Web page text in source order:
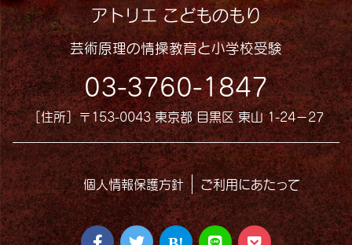
アトリエ こどものもり
芸術原理の情操教育と小学校受験
03-3760-1847
［住所］〒153-0043 東京都 目黒区 東山 1-24−27
個人情報保護方針 ご利用にあたって